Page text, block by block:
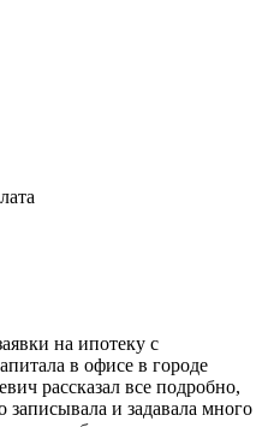
на ипотеку с
в офисе в городе
рассказал все подробно,
и задавала много